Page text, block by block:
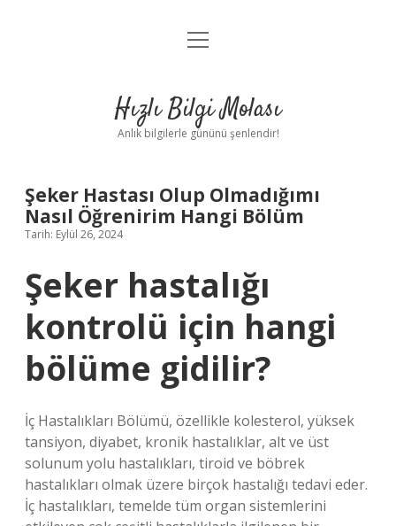
Anasayfa
Yasal Uyarı
menüyü
Hızlı Bilgi Molası
Anlık bilgilerle gününü şenlendir!
Şeker Hastası Olup Olmadığımı
Nasıl Öğrenirim Hangi Bölüm
Tarih: Eylül 26, 2024
Şeker hastalığı
kontrolü için hangi
bölüme gidilir?
İç Hastalıkları Bölümü, özellikle kolesterol, yüksek
tansiyon, diyabet, kronik hastalıklar, alt ve üst
solunum yolu hastalıkları, tiroid ve böbrek
hastalıkları olmak üzere birçok hastalığı tedavi eder.
İç hastalıkları, temelde tüm organ sistemlerini